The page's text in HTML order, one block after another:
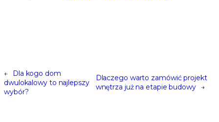
←
Dla kogo dom
dwulokalowy to najlepszy
wybór?
Dlaczego warto zamówić projekt
wnętrza już na etapie budowy
→